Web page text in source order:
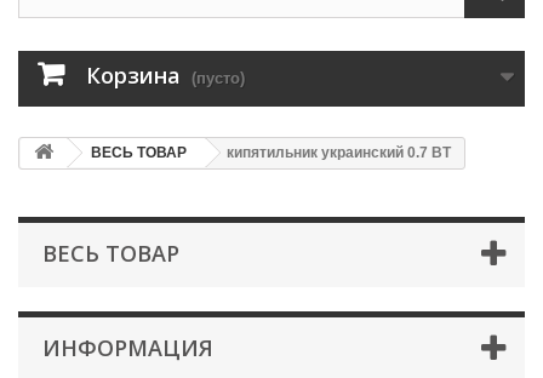
Корзина (пусто)
ВЕСЬ ТОВАР кипятильник украинский 0.7 ВТ
ВЕСЬ ТОВАР
ИНФОРМАЦИЯ